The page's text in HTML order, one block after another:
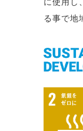
に使用し
る事で地